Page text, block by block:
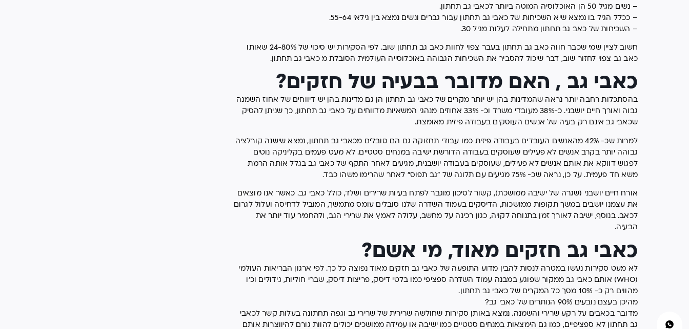
– נשים מגיל 50 הן האוכלוסיה המוטה ביותר לכאבי גב תחתון.
– ככלל הגיל בו נמצא שיא השכיחות של כאבי גב תחתון עבור גברים ונשים נמצא בין גילאי 55-64.
– השכיחות של כאב גב תחתון מתחילה לעלות מגיל 30.
חשוב לציין שמי שכבר חווה כאב גב תחתון בעבר צפוי לחוות כאב גב תחתון שוב. לפי הסקירות יש סיכוי של 24-80% שאותו
כאב גב צפוי לחזור שוב, דבר שיכול להסביר את השכיחות הגבוהה באוכלוסייה העולמית הסובלת מ כאבי גב תחתון.
כאבי גב , האם מדובר בבעיה של חזקים?
בהסתכלות רחבה יותר נראה שהמדינות בהן יש יותר מקרים של כאבי גב תחתון הן גם מדינות בהן יש דיווחים של אחוז השמנה
גבוה ואורך חיים יושבני. כ-38% מעובדי משרד וכ- 33% אחוזים מנהגי המשאיות מדווחים על כאבי גב תחתון, כך שניתן להסיק
שכאבי גב אינם רק בעיה של אנשים העוסקים בעבודה פיזית מאומצת.
למרות שכ- 42% מהאנשים העובדים בעבודה פיזית כמו עבודי תחזוקה גם הם סובלים מכאבי גב תחתון, נמצא שישנה קורלציה
גבוהה יותר בקרב אנשים לא פעילים שעוסקים בעבודה הדורשת ישיבה במנחים סטטיים. לא מעט פעמים בקליניקה נוטים
לפגוש דווקא את אותם אנשים לא פעילים, שעוסקים בעבודה יושבנית, מגיעים לאחר התקף של כאבי גב בגלל אותה הרמת
משא חד פעמית. על כן, נראה שכ- 75% מגיעים עם תלונה של "גב תפוס" לאחר שהרימו משהו כבד.
אורח חיים יושבני (שגרה של ישיבה ממושכת), קשור לסיכון מוגבר לפתח בעיות שרירים ושלד, כולל כאבי גב. כאשר אנו מוצאים
את עצמנו יושבים במשך תקופות ממושכות, הדיסקים בעמוד השדרה שלנו סובלים עומס מתמשך, המוביל לדחיסה ועלול לגרום
לכאב. בנוסף, ישיבה לאורך זמן בתנוחה לקויה, כגון רכינה על מחשב, עלולה לאמץ את שרירי הגב, ולהחמיר עוד יותר את
הבעיה.
כאבי גב חזקים מאוד, מי אשם?
לא מעט סקירות נעשו במטרה לנסות להבין מדוע התופעה של כאבי גב חזקים מאוד נפוצה כל כך. לפי ארגון הבריאות העולמי
(WHO) אותם כאבי גב ממקור שפוגע במבנה עמוד השדרה ספציפי כמו בלטי דיסק, פריצות דיסק, שברי חוליות, גידולים וכ'ו
מהווים רק כ- 10% מסך כל המקרים של כאבי גב תחתון.
מהיכן בעצם נובעים 90% הנותרים של כאבי גב?
מדובר בכאבים על רקע שרירי והשמנה. נמצא באותן סקירות שחולשה שרירית של שרירי גב וגפה תחתונה בעלות קשר לכאבי
גב תחתון לא ספציפיים, כמו גם הימצאות במנחים סטטיים כמו ישיבה או עמידה ממושכים יכולים להוות גורם להיווצרות אותם